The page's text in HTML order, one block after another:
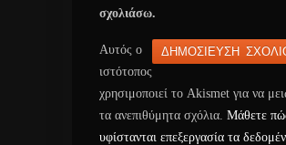
σχολιάσω.
Αυτός ο
ιστότοπος
χρησιμοποιεί το Akismet για να
τα ανεπιθύμητα σχόλια. Μάθετε
υφίστανται επεξεργασία τα